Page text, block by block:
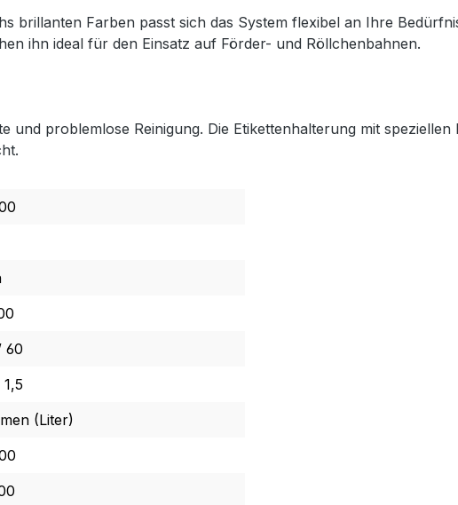
brillanten Farben passt sich das System flexibel an Ihre
ihn ideal für den Einsatz auf Förder- und Röllchenbahnen.
und problemlose Reinigung. Die Etikettenhalterung mit
60
(Liter)